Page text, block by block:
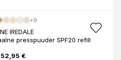
+9
IREDALE
presspuuder SPF20 refill
52,95 €